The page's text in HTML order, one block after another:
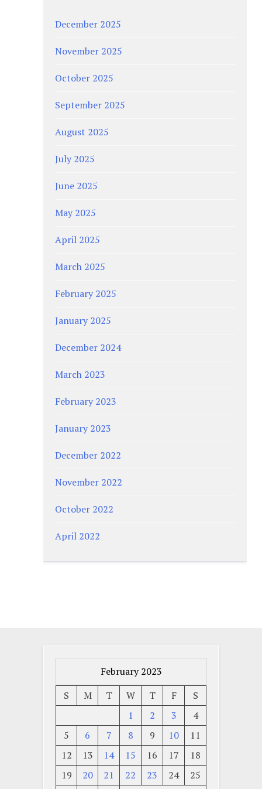
December 2025
November 2025
October 2025
September 2025
August 2025
July 2025
June 2025
May 2025
April 2025
March 2025
February 2025
January 2025
December 2024
March 2023
February 2023
January 2023
December 2022
November 2022
October 2022
April 2022
February 2023
S
M T W T F
S
1
2 3
4
5
6 7 8 9 10
11
12
13 14 15 16 17
18
19
20 21 22 23 24
25